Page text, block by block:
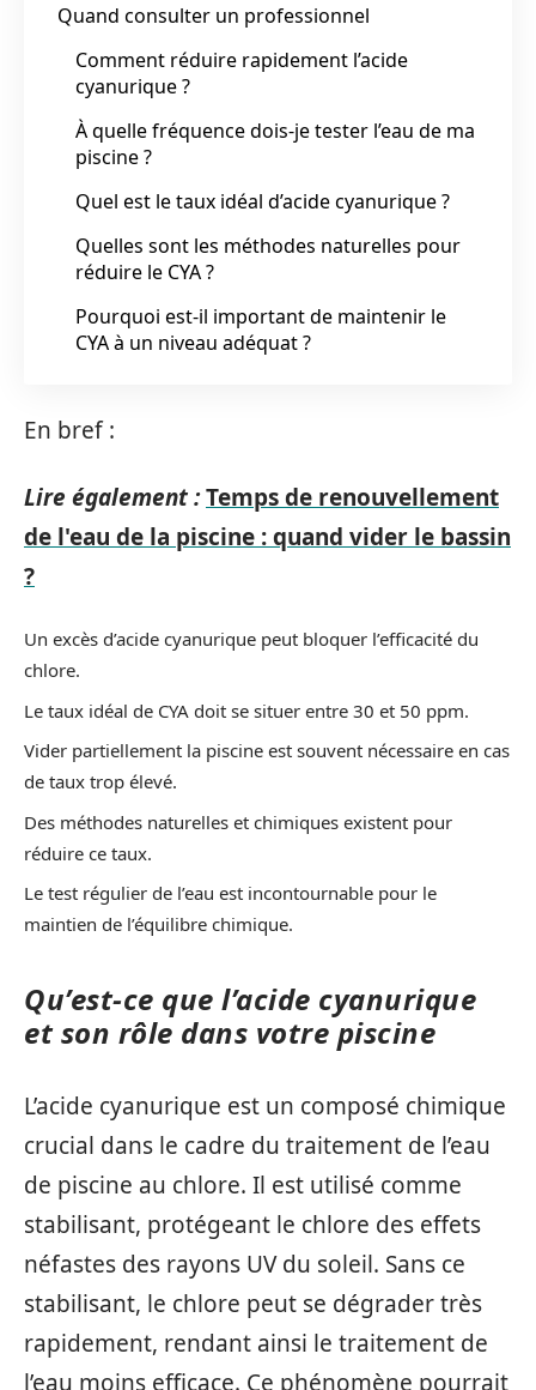
Quand consulter un professionnel
Comment réduire rapidement l’acide
cyanurique ?
À quelle fréquence dois-je tester l’eau de ma
piscine ?
Quel est le taux idéal d’acide cyanurique ?
Quelles sont les méthodes naturelles pour
réduire le CYA ?
Pourquoi est-il important de maintenir le
CYA à un niveau adéquat ?
En bref :
Lire également :Temps de renouvellement
de l'eau de la piscine : quand vider le bassin
?
Un excès d’acide cyanurique peut bloquer l’efficacité du
chlore.
Le taux idéal de CYA doit se situer entre 30 et 50 ppm.
Vider partiellement la piscine est souvent nécessaire en cas
de taux trop élevé.
Des méthodes naturelles et chimiques existent pour
réduire ce taux.
Le test régulier de l’eau est incontournable pour le
maintien de l’équilibre chimique.
Qu’est-ce que l’acide cyanurique
et son rôle dans votre piscine
L’acide cyanurique est un composé chimique
crucial dans le cadre du traitement de l’eau
de piscine au chlore. Il est utilisé comme
stabilisant, protégeant le chlore des effets
néfastes des rayons UV du soleil. Sans ce
stabilisant, le chlore peut se dégrader très
rapidement, rendant ainsi le traitement de
l’eau moins efficace. Ce phénomène pourrait